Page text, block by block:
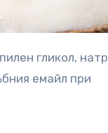
емайл при